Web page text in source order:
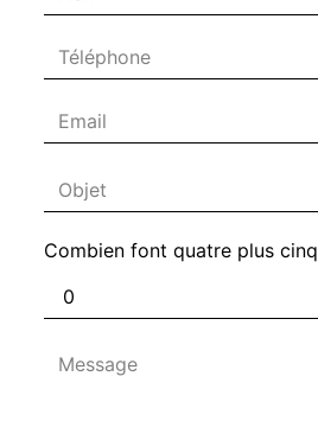
Combien font quatre plus cinq